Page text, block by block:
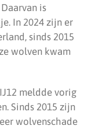
is
In 2024 zijn er
sinds 2015
wolven kwam
meldde vorig
Sinds 2015 zijn
wolvenschade